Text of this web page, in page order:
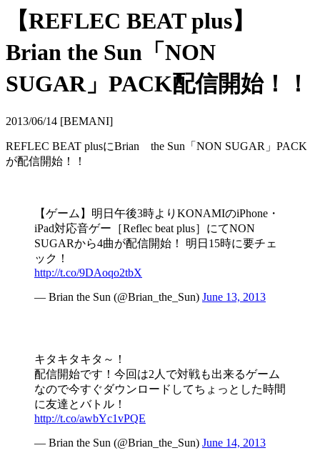
【REFLEC BEAT plus】
Brian the Sun「NON
SUGAR」PACK配信開始！！
2013/06/14 [BEMANI]
REFLEC BEAT plusにBrian the Sun「NON SUGAR」PACK
が配信開始！！
【ゲーム】明日午後3時よりKONAMIのiPhone・
iPad対応音ゲー［Reflec beat plus］にてNON
SUGARから4曲が配信開始！ 明日15時に要チェ
ック！
http://t.co/9DAoqo2tbX
― Brian the Sun (@Brian_the_Sun) June 13, 2013
キタキタキタ～！
配信開始です！今回は2人で対戦も出来るゲーム
なので今すぐダウンロードしてちょっとした時間
に友達とバトル！
http://t.co/awbYc1vPQE
― Brian the Sun (@Brian_the_Sun) June 14, 2013